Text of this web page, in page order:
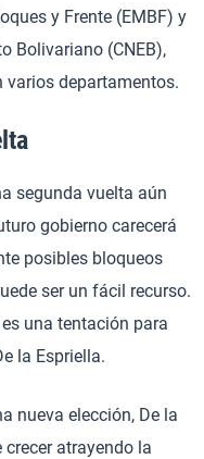
y Frente (EMBF) y
Bolivariano (CNEB),
varios departamentos.
segunda vuelta aún
gobierno carecerá
posibles bloqueos
ser un fácil recurso.
una tentación para
la Espriella.
nueva elección, De la
atrayendo la